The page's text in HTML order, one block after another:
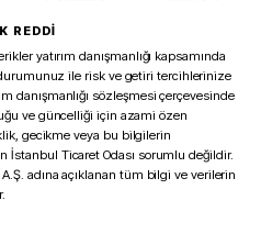
REDDİ
yatırım danışmanlığı kapsamında
ile risk ve getiri tercihlerinize
danışmanlığı sözleşmesi çerçevesinde
ve güncelliği için azami özen
gecikme veya bu bilgilerin
İstanbul Ticaret Odası sorumlu değildir.
adına açıklanan tüm bilgi ve verilerin